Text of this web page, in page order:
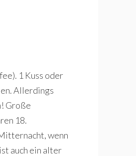
1 Kuss oder
Allerdings
Große
18.
wenn
auch ein alter